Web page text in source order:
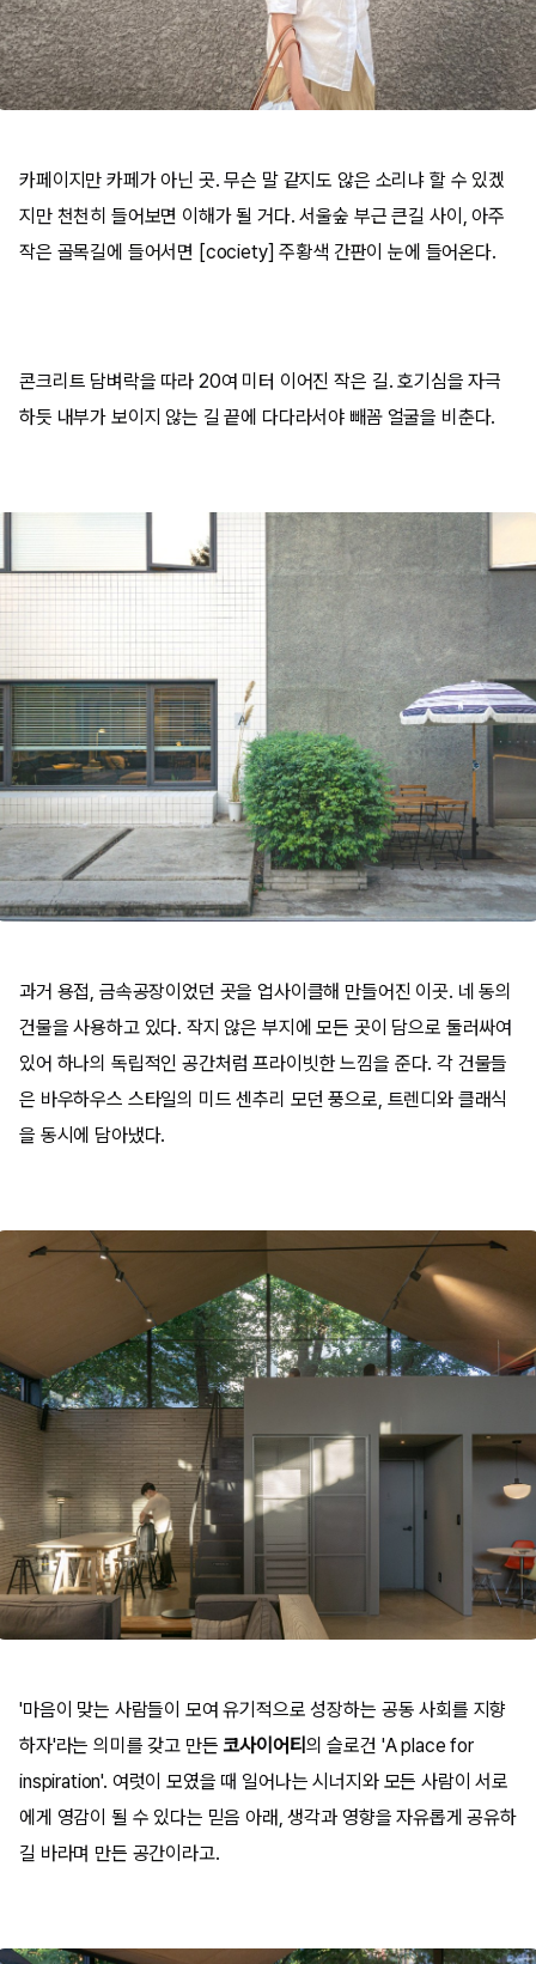
카페이지만 카페가 아닌 곳. 무슨 말 같지도 않은 소리냐 할 수 있겠
지만 천천히 들어보면 이해가 될 거다. 서울숲 부근 큰길 사이, 아주
작은 골목길에 들어서면 [cociety] 주황색 간판이 눈에 들어온다.
콘크리트 담벼락을 따라 20여 미터 이어진 작은 길. 호기심을 자극
하듯 내부가 보이지 않는 길 끝에 다다라서야 빼꼼 얼굴을 비춘다.
과거 용접, 금속공장이었던 곳을 업사이클해 만들어진 이곳. 네 동의
건물을 사용하고 있다. 작지 않은 부지에 모든 곳이 담으로 둘러싸여
있어 하나의 독립적인 공간처럼 프라이빗한 느낌을 준다. 각 건물들
은 바우하우스 스타일의 미드 센추리 모던 풍으로, 트렌디와 클래식
을 동시에 담아냈다.
'마음이 맞는 사람들이 모여 유기적으로 성장하는 공동 사회를 지향
하자'라는 의미를 갖고 만든코사이어티 의 슬로건 'A place for
inspiration'. 여럿이 모였을 때 일어나는 시너지와 모든 사람이 서로
에게 영감이 될 수 있다는 믿음 아래, 생각과 영향을 자유롭게 공유하
길 바라며 만든 공간이라고.